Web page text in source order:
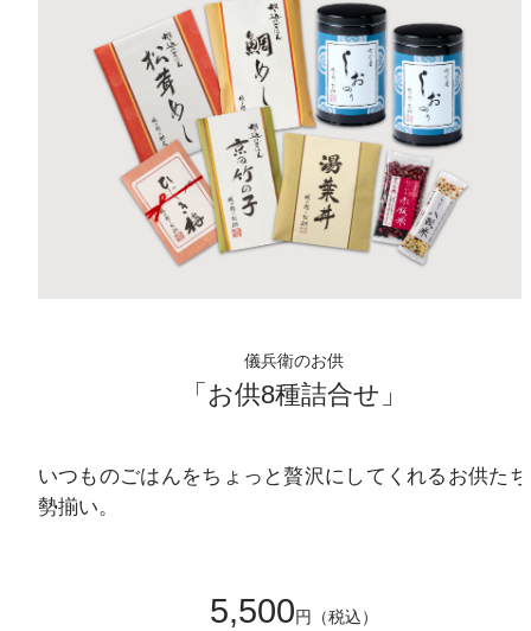
儀兵衛のお供
「お供8種詰合せ」
いつものごはんをちょっと贅沢にしてくれるお供た
勢揃い。
5,500円（税込）